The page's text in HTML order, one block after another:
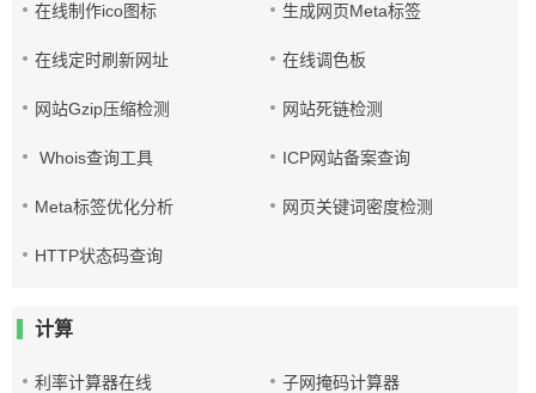
在线制作ico图标 生成网页Meta标签
在线定时刷新网址 在线调色板
网站Gzip压缩检测 网站死链检测
Whois查询工具 ICP网站备案查询
Meta标签优化分析 网页关键词密度检测
HTTP状态码查询
计算
利率计算器在线 子网掩码计算器